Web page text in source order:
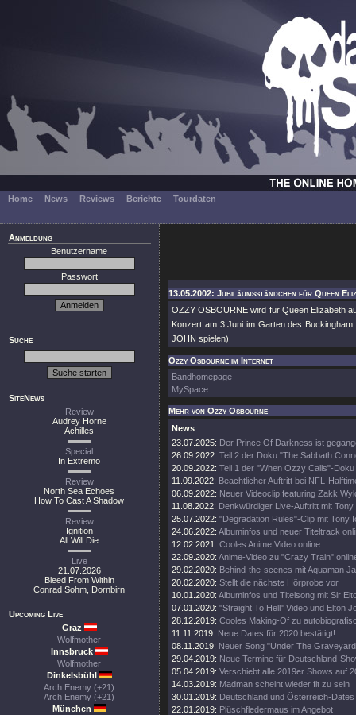
Home News Reviews Berichte Tourdaten
Anmeldung
Benutzername
Passwort
Suche
SiteNews
Review
Audrey Horne
Achilles
Special
In Extremo
Review
North Sea Echoes
How To Cast A Shadow
Review
Ignition
All Will Die
Live
21.07.2026
Bleed From Within
Conrad Sohm, Dornbirn
Upcoming Live
Graz
Wolfmother
Innsbruck
Wolfmother
Dinkelsbühl
Arch Enemy (+21)
Arch Enemy (+21)
München
13.05.2002: Jubiläumsständchen für Queen
OZZY OSBOURNE wird für Queen Elizabeth
Konzert am 3.Juni im Garten des
JOHN spielen)
Ozzy Osbourne im Internet
Bandhomepage
MySpace
Mehr von Ozzy Osbourne
News
23.07.2025: Der Prince Of Darkness ist
26.09.2022: Teil 2 der Doku "The Sabbath
20.09.2022: Teil 1 der "When Ozzy Calls"-Doku
11.09.2022: Beachtlicher Auftritt bei NFL-
06.09.2022: Neuer Videoclip featuring Zakk
11.08.2022: Denkwürdiger Live-Auftritt mit Tony
25.07.2022: "Degradation Rules"-Clip mit Tony
24.06.2022: Albuminfos und neuer Titeltrack
12.02.2021: Cooles Anime Video online
22.09.2020: Anime-Video zu "Crazy Train"
29.02.2020: Behind-the-scenes mit Aquaman
20.02.2020: Stellt die nächste Hörprobe vor
10.01.2020: Albuminfos und Titelsong mit Sir
07.01.2020: "Straight To Hell" Video und Elton
28.12.2019: Cooles Making-Of zu
11.11.2019: Neue Dates für 2020 bestätigt!
08.11.2019: Neuer Song "Under The
29.04.2019: Neue Termine für Deutschland-
05.04.2019: Verschiebt alle 2019er Shows auf
14.03.2019: Madman scheint wieder fit zu sein
30.01.2019: Deutschland und Österreich-
22.01.2019: Plüschfledermaus im Angebot